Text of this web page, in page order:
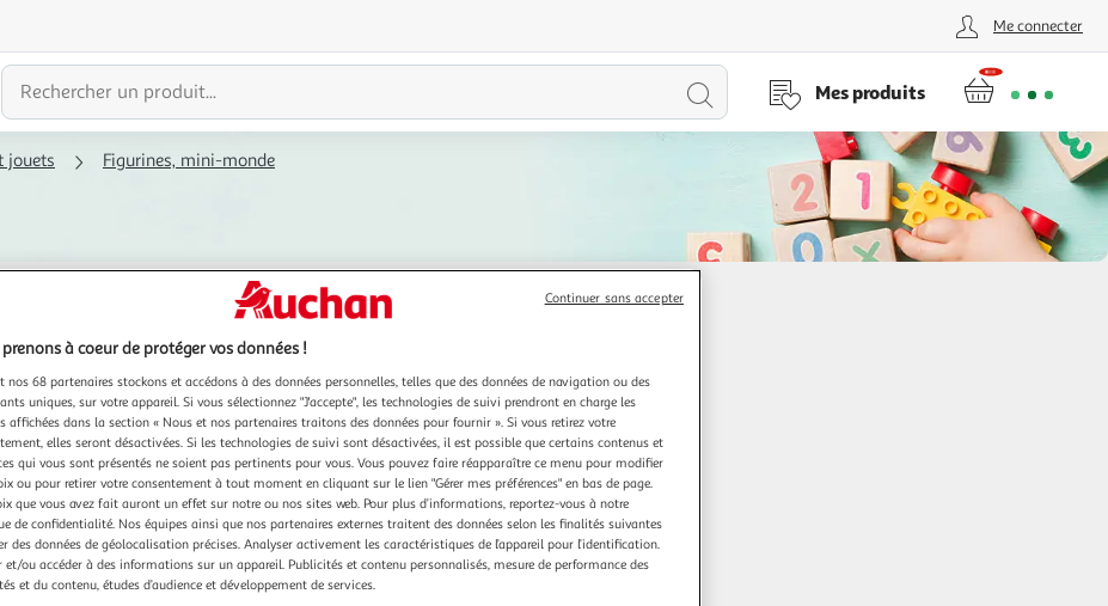
Me connecter
Lancer
recherche
Mes produits
jouets Figurines, mini-monde
Oups, les produits de la catégorie
Figurines Disneyviennent de filer...
à coeur de protéger vos données !
nos 68 partenaires stockons et accédons à des données personnelles, telles que des données de navigation ou des
uniques, sur votre appareil. Si vous sélectionnez "J'accepte", les technologies de suivi prendront en charge les
affichées dans la section « Nous et nos partenaires traitons des données pour fournir ». Si vous retirez votre
elles seront désactivées. Si les technologies de suivi sont désactivées, il est possible que certains contenus et
qui vous sont présentés ne soient pas pertinents pour vous. Vous pouvez faire réapparaître ce menu pour modifier
ou pour retirer votre consentement à tout moment en cliquant sur le lien "Gérer mes préférences" en bas de page.
que vous avez fait auront un effet sur notre ou nos sites web. Pour plus d’informations, reportez-vous à notre
de confidentialité. Nos équipes ainsi que nos partenaires externes traitent des données selon les finalités suivantes
des données de géolocalisation précises. Analyser activement les caractéristiques de l’appareil pour l’identification.
et/ou accéder à des informations sur un appareil. Publicités et contenu personnalisés, mesure de performance des
et du contenu, études d’audience et développement de services.
Continuer sans accepter